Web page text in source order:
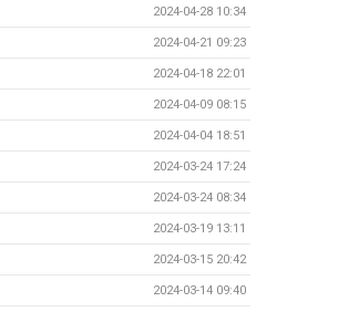
2024-04-28 10:34
2024-04-21 09:23
2024-04-18 22:01
2024-04-09 08:15
2024-04-04 18:51
2024-03-24 17:24
2024-03-24 08:34
2024-03-19 13:11
2024-03-15 20:42
2024-03-14 09:40